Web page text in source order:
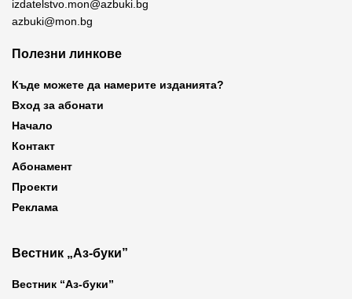
izdatelstvo.mon@azbuki.bg
azbuki@mon.bg
Полезни линкове
Къде можете да намерите изданията?
Вход за абонати
Начало
Контакт
Абонамент
Проекти
Реклама
Вестник „Аз-буки”
Вестник “Аз-буки”